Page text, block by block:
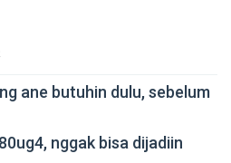
ane butuhin dulu, sebelum
nggak bisa dijadiin